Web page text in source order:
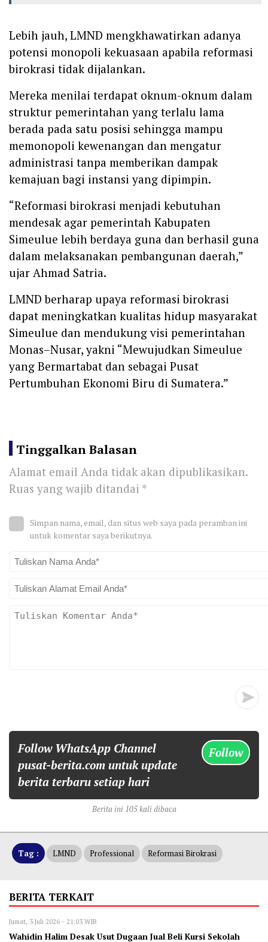
Lebih jauh, LMND mengkhawatirkan adanya
potensi monopoli kekuasaan apabila reformasi
birokrasi tidak dijalankan.
Mereka menilai terdapat oknum-oknum dalam
struktur pemerintahan yang terlalu lama
berada pada satu posisi sehingga mampu
memonopoli kewenangan dan mengatur
administrasi tanpa memberikan dampak
kemajuan bagi instansi yang dipimpin.
“Reformasi birokrasi menjadi kebutuhan
mendesak agar pemerintah Kabupaten
Simeulue lebih berdaya guna dan berhasil guna
dalam melaksanakan pembangunan daerah,”
ujar Ahmad Satria.
LMND berharap upaya reformasi birokrasi
dapat meningkatkan kualitas hidup masyarakat
Simeulue dan mendukung visi pemerintahan
Monas–Nusar, yakni “Mewujudkan Simeulue
yang Bermartabat dan sebagai Pusat
Pertumbuhan Ekonomi Biru di Sumatera.”
Tinggalkan Balasan
Alamat email Anda tidak akan dipublikasikan.
Ruas yang wajib ditandai *
Simpan nama, email, dan situs web saya pada peramban ini
untuk komentar saya berikutnya.
Follow WhatsApp Channel
pusat-berita.com untuk update
berita terbaru setiap hari
Follow
Berita ini 105 kali dibaca
Tag : LMND Professional Reformasi Birokrasi
BERITA TERKAIT
Jumat, 3 Juli 2026 - 21:03 WIB
Wahidin Halim Desak Usut Dugaan Jual Beli Kursi Sekolah‎